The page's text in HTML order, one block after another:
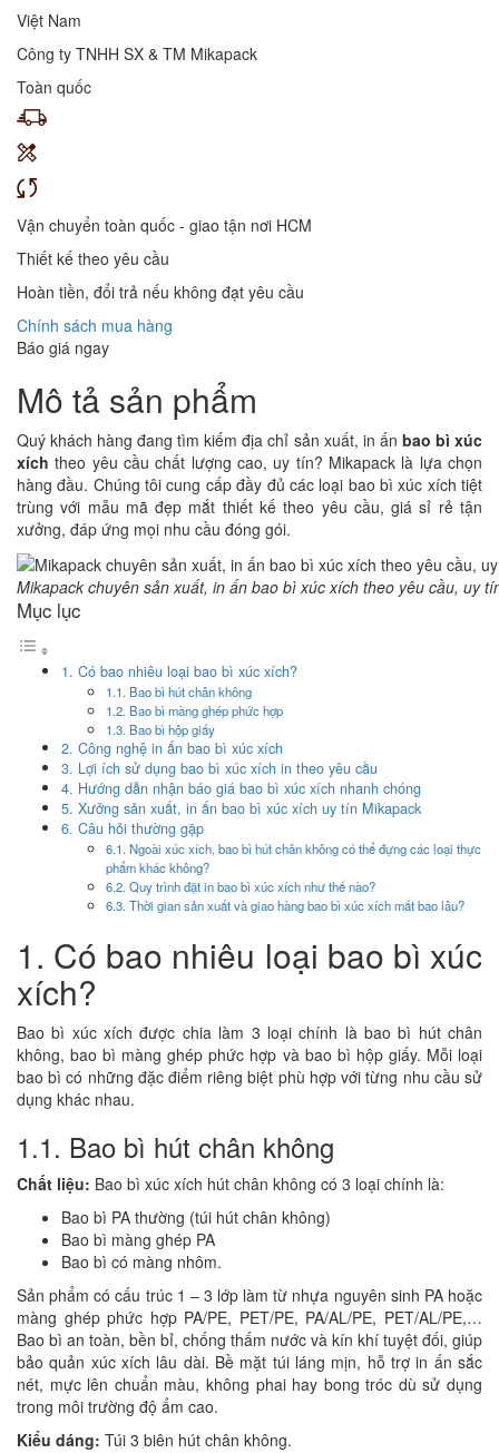
Việt Nam
Công ty TNHH SX & TM Mikapack
Toàn quốc
Vận chuyển toàn quốc - giao tận nơi HCM
Thiết kế theo yêu cầu
Hoàn tiền, đổi trả nếu không đạt yêu cầu
Chính sách mua hàng
Báo giá ngay
Mô tả sản phẩm
Quý khách hàng đang tìm kiếm địa chỉ sản xuất, in ấn bao bì xúc
xích theo yêu cầu chất lượng cao, uy tín? Mikapack là lựa chọn
hàng đầu. Chúng tôi cung cấp đầy đủ các loại bao bì xúc xích tiệt
trùng với mẫu mã đẹp mắt thiết kế theo yêu cầu, giá sỉ rẻ tận
xưởng, đáp ứng mọi nhu cầu đóng gói.
Mikapack chuyên sản xuất, in ấn bao bì xúc xích theo yêu cầu, uy
Mục lục
1. Có bao nhiêu loại bao bì xúc xích?
1.1. Bao bì hút chân không
1.2. Bao bì màng ghép phức hợp
1.3. Bao bì hộp giấy
2. Công nghệ in ấn bao bì xúc xích
3. Lợi ích sử dụng bao bì xúc xích in theo yêu cầu
4. Hướng dẫn nhận báo giá bao bì xúc xích nhanh chóng
5. Xưởng sản xuất, in ấn bao bì xúc xích uy tín Mikapack
6. Câu hỏi thường gặp
6.1. Ngoài xúc xích, bao bì hút chân không có thể đựng các loại thực
phẩm khác không?
6.2. Quy trình đặt in bao bì xúc xích như thế nào?
6.3. Thời gian sản xuất và giao hàng bao bì xúc xích mất bao lâu?
1. Có bao nhiêu loại bao bì xúc
xích?
Bao bì xúc xích được chia làm 3 loại chính là bao bì hút chân
không, bao bì màng ghép phức hợp và bao bì hộp giấy. Mỗi loại
bao bì có những đặc điểm riêng biệt phù hợp với từng nhu cầu sử
dụng khác nhau.
1.1. Bao bì hút chân không
Chất liệu: Bao bì xúc xích hút chân không có 3 loại chính là:
Bao bì PA thường (túi hút chân không)
Bao bì màng ghép PA
Bao bì có màng nhôm.
Sản phẩm có cấu trúc 1 – 3 lớp làm từ nhựa nguyên sinh PA hoặc
màng ghép phức hợp PA/PE, PET/PE, PA/AL/PE, PET/AL/PE,…
Bao bì an toàn, bền bỉ, chống thấm nước và kín khí tuyệt đối, giúp
bảo quản xúc xích lâu dài. Bề mặt túi láng mịn, hỗ trợ in ấn sắc
nét, mực lên chuẩn màu, không phai hay bong tróc dù sử dụng
trong môi trường độ ẩm cao.
Kiểu dáng: Túi 3 biên hút chân không.